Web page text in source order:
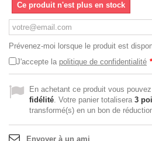
Ce produit n'est plus en stock
Prévenez-moi lorsque le produit est
J'accepte la politique de confidentialité *
En achetant ce produit vous
fidélité. Votre panier totalisera 3
transformé(s) en un bon de
Envoyer à un ami